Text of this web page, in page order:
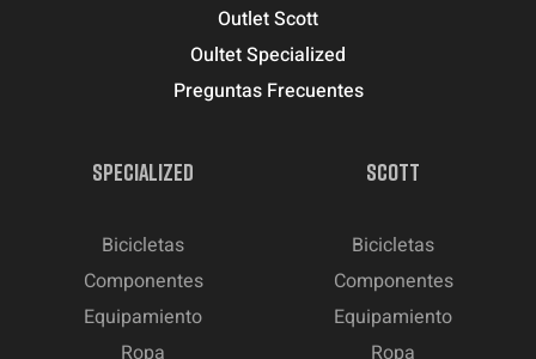
Outlet Scott
Oultet Specialized
Preguntas Frecuentes
SPECIALIZED
Bicicletas
Componentes
Equipamiento
SCOTT
Bicicletas
Componentes
Equipamiento